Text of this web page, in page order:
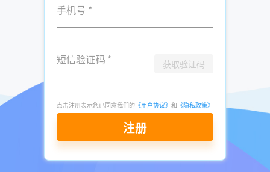
2000+企业关键人联系方式，支持按“融资动态/招聘信息/技
推荐阅读：
电销精准客户资源在哪买 电销找客户资源
销售如何获取电话资料 企业资料查找
手机号 *
短信验证码 * 获取验证码
点击注册表示您已同意我们的 《用户协议》 和 《隐私政策》
注册